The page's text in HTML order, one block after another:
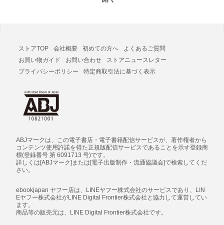
ストアTOP 会社概要 初めての方へ
よくあるご質問
お買い物ガイド
お問い合わせ
ストアニュースレター
プライバシーポリシー
特定商取引法に基づく表示
ABJマークは、この電子書店・電子書籍配信サービスが、著作権者から
コンテンツ使用許諾を得た正規版配信サービスであることを示す登録商
標(登録番号 第 6091713 号)です。
詳しくは[ABJマーク]または[電子出版制作・流通協議会]で検索してくだ
さい。
ebookjapan ヤフー店は、LINEヤフー株式会社のサービスであり、LIN
Eヤフー株式会社がLINE Digital Frontier株式会社と協力して運営してい
ます。
商品等の販売元は、LINE Digital Frontier株式会社です。